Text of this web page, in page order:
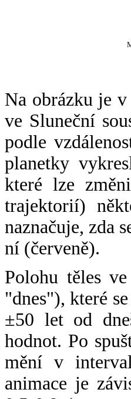
Na obrázku je
ve Sluneční
podle
planetky
které lze
trajektorií)
naznačuje, zda
ní (červeně).
Polohu těles
"dnes"), které
±50 let od
hodnot. Po
mění v
animace je